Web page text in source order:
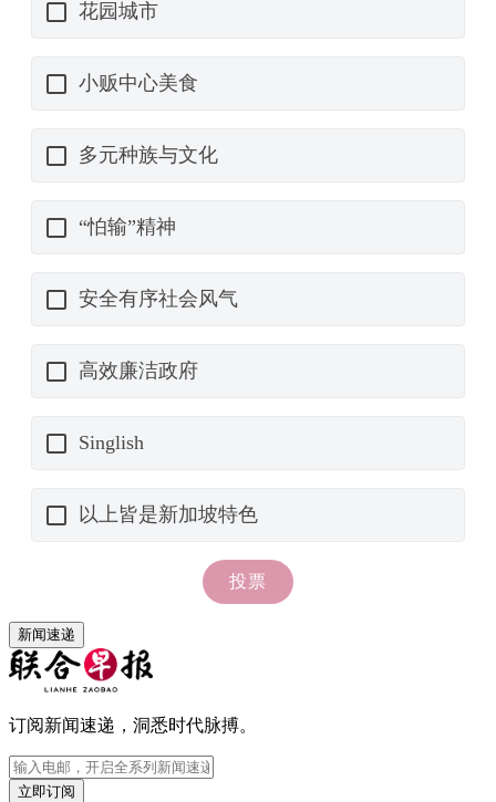
新闻速递
订阅新闻速递，洞悉时代脉搏。
立即订阅